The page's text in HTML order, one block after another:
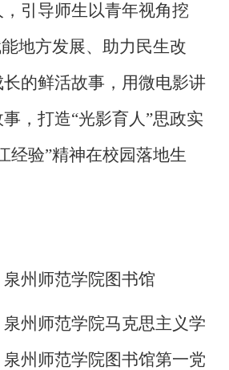
引导师生以青年视角挖
地方发展、助力民生改
的鲜活故事，用微电影讲
，打造“光影育人”思政实
经验”精神在校园落地生
州师范学院图书馆
师范学院马克思主义学
州师范学院图书馆第一党